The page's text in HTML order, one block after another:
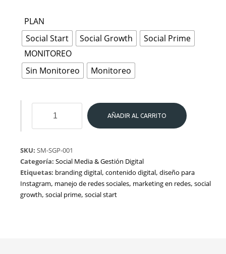
$1,250.00
PLAN
Social Start
Social Growth
Social Prime
MONITOREO
Sin Monitoreo
Monitoreo
cantidad
AÑADIR AL CARRITO
SKU: SM-SGP-001
Categoría: Social Media & Gestión Digital
Etiquetas: branding digital, contenido digital, diseño para
Instagram, manejo de redes sociales, marketing en redes, social
growth, social prime, social start